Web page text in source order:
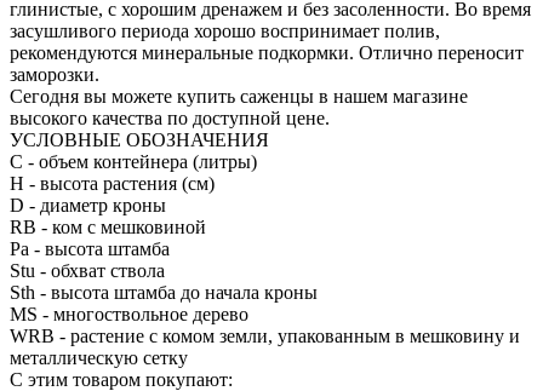
глинистые, с хорошим дренажем и без засоленности. Во время
засушливого периода хорошо воспринимает полив,
рекомендуются минеральные подкормки. Отлично переносит
заморозки.
Сегодня вы можете купить саженцы в нашем магазине
высокого качества по доступной цене.
УСЛОВНЫЕ ОБОЗНАЧЕНИЯ
С - объем контейнера (литры)
H - высота растения (см)
D - диаметр кроны
RB - ком с мешковиной
Pa - высота штамба
Stu - обхват ствола
Sth - высота штамба до начала кроны
MS - многоствольное дерево
WRB - растение с комом земли, упакованным в мешковину и
металлическую сетку
С этим товаром покупают: